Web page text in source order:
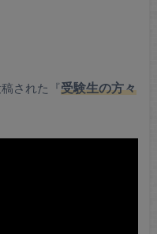
された『受験生の方々